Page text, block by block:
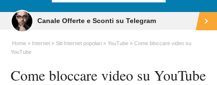
Canale Offerte e Sconti su Telegram
Home Internet Siti Internet popolari YouTube
Come bloccare video su
YouTube
Come bloccare video su YouTube